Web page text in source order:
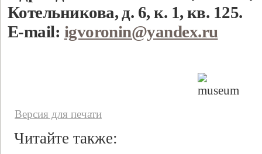
Котельникова, д. 6, к. 1, кв. 125.
E-mail: igvoronin@yandex.ru
Версия для печати
Читайте также:
Свидетельство